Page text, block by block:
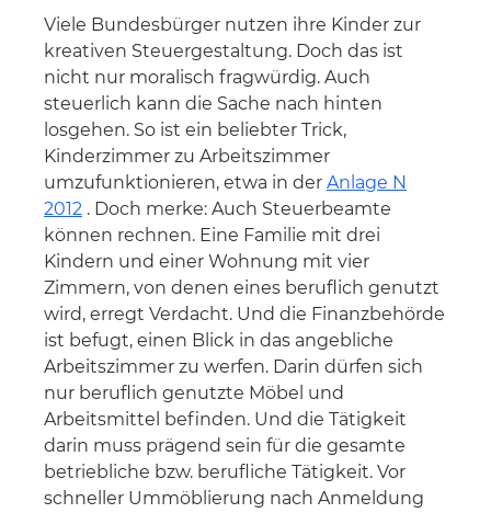
Viele Bundesbürger nutzen ihre Kinder zur
kreativen Steuergestaltung. Doch das ist
nicht nur moralisch fragwürdig. Auch
steuerlich kann die Sache nach hinten
losgehen. So ist ein beliebter Trick,
Kinderzimmer zu Arbeitszimmer
umzufunktionieren, etwa in der Anlage N
2012 . Doch merke: Auch Steuerbeamte
können rechnen. Eine Familie mit drei
Kindern und einer Wohnung mit vier
Zimmern, von denen eines beruflich genutzt
wird, erregt Verdacht. Und die Finanzbehörde
ist befugt, einen Blick in das angebliche
Arbeitszimmer zu werfen. Darin dürfen sich
nur beruflich genutzte Möbel und
Arbeitsmittel befinden. Und die Tätigkeit
darin muss prägend sein für die gesamte
betriebliche bzw. berufliche Tätigkeit. Vor
schneller Ummöblierung nach Anmeldung